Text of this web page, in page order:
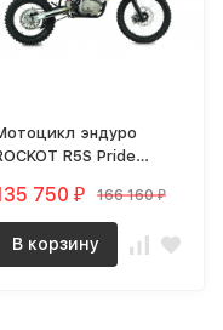
эндуро
R5S Pride
(CB150), 19/16) MSD
750 ₽ 166 160₽
В корзину